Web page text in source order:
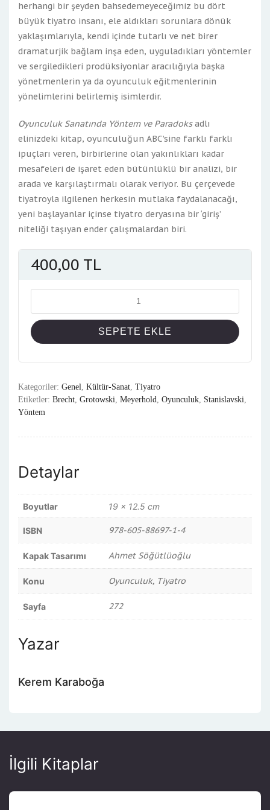
herhangi bir şeyden bahsedemeyeceğimiz bu dört
büyük tiyatro insanı, ele aldıkları sorunlara dönük
yaklaşımlarıyla, kendi içinde tutarlı ve net birer
dramaturjik bağlam inşa eden, uyguladıkları yöntemler
ve sergiledikleri prodüksiyonlar aracılığıyla başka
yönetmenlerin ya da oyunculuk eğitmenlerinin
yönelimlerini belirlemiş isimlerdir.
Oyunculuk Sanatında Yöntem ve Paradoksadlı
elinizdeki kitap, oyunculuğun ABC’sine farklı farklı
ipuçları veren, birbirlerine olan yakınlıkları kadar
mesafeleri de işaret eden bütünlüklü bir analizi, bir
arada ve karşılaştırmalı olarak veriyor. Bu çerçevede
tiyatroyla ilgilenen herkesin mutlaka faydalanacağı,
yeni başlayanlar içinse tiyatro deryasına bir ‘giriş’
niteliği taşıyan ender çalışmalardan biri.
400,00 TL
SEPETE EKLE
Kategoriler: Genel, Kültür-Sanat, Tiyatro
Etiketler: Brecht, Grotowski, Meyerhold, Oyunculuk, Stanislavski,
Yöntem
Detaylar
Boyutlar 19 × 12.5 cm
ISBN 978-605-88697-1-4
Kapak Tasarımı Ahmet Söğütlüoğlu
Konu Oyunculuk, Tiyatro
Sayfa 272
Yazar
Kerem Karaboğa
İlgili Kitaplar